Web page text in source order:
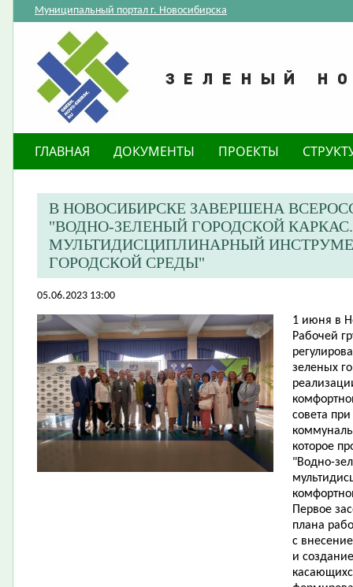
Муниципальный портал г. Новосибирска
ГЛАВНАЯ ДОКУМЕНТЫ ПРОЕКТЫ
В НОВОСИБИРСКЕ ЗАВЕРШЕНА
"ВОДНО-ЗЕЛЕНЫЙ ГОРОДСКОЙ
МУЛЬТИДИСЦИПЛИНАРНЫЙ
ГОРОДСКОЙ СРЕДЫ"
05.06.2023 13:00
​1 июня в
Рабочей
зеленых
совета
которое
"Водно-
Первое
плана
с
и